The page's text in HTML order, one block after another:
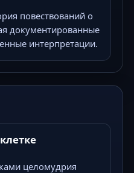
повествований о
документированные
интерпретации.
целомудрия